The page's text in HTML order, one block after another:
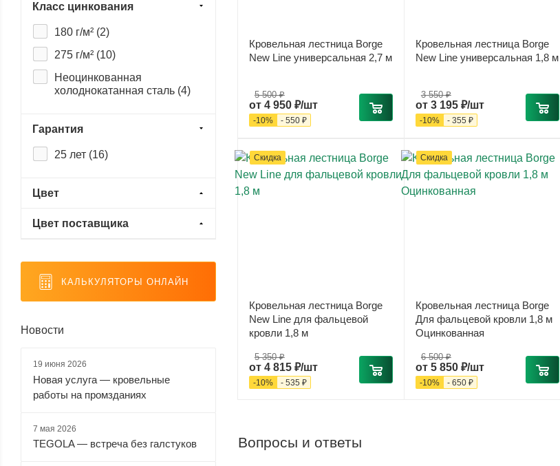
Кровельная лестница Borge
New Line универсальная 2,7 м
от 4 950 ₽/шт
5 500 ₽
-10% - 550 ₽
Кровельная лестница Borge
New Line универсальная 1,8 м
от 3 195 ₽/шт
3 550 ₽
-10% - 355 ₽
Скидка
Кровельная лестница Borge
New Line для фальцевой
кровли 1,8 м
от 4 815 ₽/шт
5 350 ₽
-10% - 535 ₽
Скидка
Кровельная лестница Borge
Для фальцевой кровли 1,8 м
Оцинкованная
от 5 850 ₽/шт
6 500 ₽
-10% - 650 ₽
Вопросы и ответы
Класс цинкования
180 г/м² (2)
275 г/м² (10)
Неоцинкованная
холоднокатанная сталь (4)
Гарантия
25 лет (16)
Цвет
Цвет поставщика
КАЛЬКУЛЯТОРЫ ОНЛАЙН
Новости
19 июня 2026
Новая услуга — кровельные
работы на промзданиях
7 мая 2026
TEGOLA — встреча без галстуков